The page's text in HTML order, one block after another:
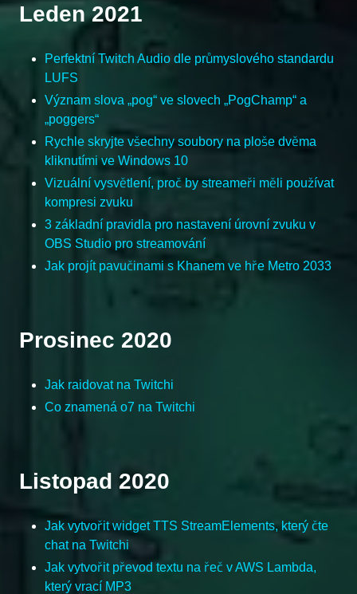
Leden 2021
Perfektní Twitch Audio dle průmyslového standardu
LUFS
Význam slova „pog“ ve slovech „PogChamp“ a
„poggers“
Rychle skryjte všechny soubory na ploše dvěma
kliknutími ve Windows 10
Vizuální vysvětlení, proč by streameři měli používat
kompresi zvuku
3 základní pravidla pro nastavení úrovní zvuku v
OBS Studio pro streamování
Jak projít pavučinami s Khanem ve hře Metro 2033
Prosinec 2020
Jak raidovat na Twitchi
Co znamená o7 na Twitchi
Listopad 2020
Jak vytvořit widget TTS StreamElements, který čte
chat na Twitchi
Jak vytvořit převod textu na řeč v AWS Lambda,
který vrací MP3